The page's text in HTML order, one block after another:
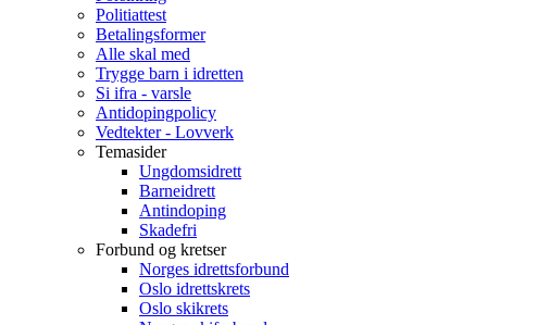
Politiattest
Betalingsformer
Alle skal med
Trygge barn i idretten
Si ifra - varsle
Antidopingpolicy
Vedtekter - Lovverk
Temasider
Ungdomsidrett
Barneidrett
Antindoping
Skadefri
Forbund og kretser
Norges idrettsforbund
Oslo idrettskrets
Oslo skikrets